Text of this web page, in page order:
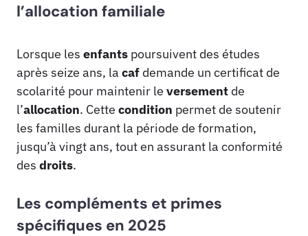
l’allocation familiale
Lorsque les enfants poursuivent des études
après seize ans, la caf demande un certificat de
scolarité pour maintenir le versement de
l’allocation. Cette condition permet de soutenir
les familles durant la période de formation,
jusqu’à vingt ans, tout en assurant la conformité
des droits.
Les compléments et primes
spécifiques en 2025